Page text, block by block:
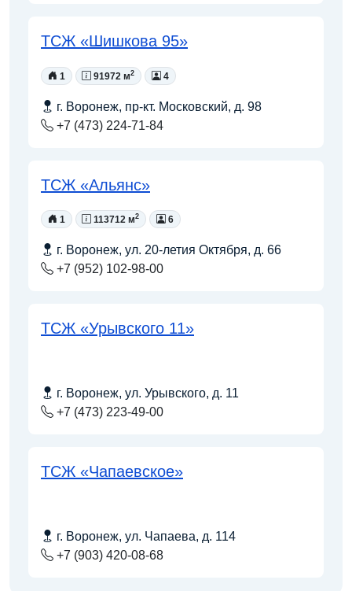
ТСЖ «Шишкова 95»
1 91972 м2 4
г. Воронеж, пр-кт. Московский, д. 98
+7 (473) 224-71-84
ТСЖ «Альянс»
1 113712 м2 6
г. Воронеж, ул. 20-летия Октября, д. 66
+7 (952) 102-98-00
ТСЖ «Урывского 11»
г. Воронеж, ул. Урывского, д. 11
+7 (473) 223-49-00
ТСЖ «Чапаевское»
г. Воронеж, ул. Чапаева, д. 114
+7 (903) 420-08-68